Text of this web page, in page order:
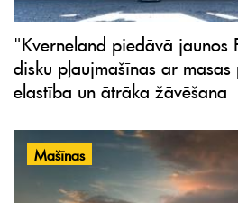
"Kverneland piedāvā jaunos
disku pļaujmašīnas ar masas
elastība un ātrāka žāvēšana
Mašīnas